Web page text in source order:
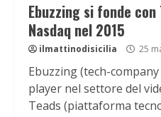
Ebuzzing si fonde
Nasdaq nel 2015
ilmattinodisicilia 25
Ebuzzing (tech-
player nel settore del
Teads (piattaforma